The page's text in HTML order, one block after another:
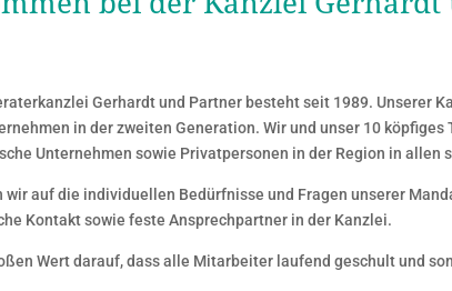
Gerhardt und Partner besteht seit 1989. Unserer
in der zweiten Generation. Wir und unser 10 köpfiges
Unternehmen sowie Privatpersonen in der Region in allen
wir auf die individuellen Bedürfnisse und Fragen unserer
Kontakt sowie feste Ansprechpartner in der Kanzlei.
Wert darauf, dass alle Mitarbeiter laufend geschult und